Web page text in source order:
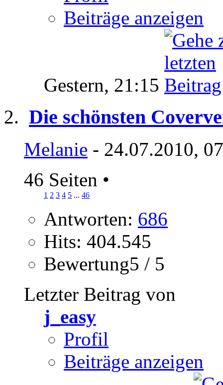
Beiträge anzeigen
Gestern, 21:15
Die schönsten
Melanie - 24.07.2010,
46 Seiten •
1 2 3 4 5 ... 46
Antworten: 686
Hits: 404.545
Bewertung5 / 5
Letzter Beitrag von
j_easy
Profil
Beiträge anzeigen